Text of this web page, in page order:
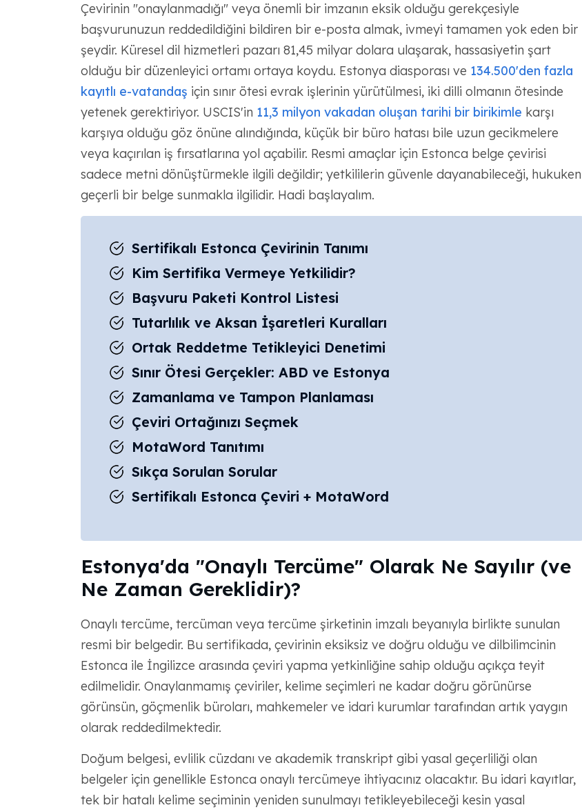
Çevirinin "onaylanmadığı" veya önemli bir imzanın eksik olduğu gerekçesiyle
başvurunuzun reddedildiğini bildiren bir e-posta almak, ivmeyi tamamen yok eden bir
şeydir. Küresel dil hizmetleri pazarı 81,45 milyar dolara ulaşarak, hassasiyetin şart
olduğu bir düzenleyici ortamı ortaya koydu. Estonya diasporası ve 134.500'den fazla
kayıtlı e-vatandaş için sınır ötesi evrak işlerinin yürütülmesi, iki dilli olmanın ötesinde
yetenek gerektiriyor. USCIS'in 11,3 milyon vakadan oluşan tarihi bir birikimle karşı
karşıya olduğu göz önüne alındığında, küçük bir büro hatası bile uzun gecikmelere
veya kaçırılan iş fırsatlarına yol açabilir. Resmi amaçlar için Estonca belge çevirisi
sadece metni dönüştürmekle ilgili değildir; yetkililerin güvenle dayanabileceği, hukuken
geçerli bir belge sunmakla ilgilidir. Hadi başlayalım.
Sertifikalı Estonca Çevirinin Tanımı
Kim Sertifika Vermeye Yetkilidir?
Başvuru Paketi Kontrol Listesi
Tutarlılık ve Aksan İşaretleri Kuralları
Ortak Reddetme Tetikleyici Denetimi
Sınır Ötesi Gerçekler: ABD ve Estonya
Zamanlama ve Tampon Planlaması
Çeviri Ortağınızı Seçmek
MotaWord Tanıtımı
Sıkça Sorulan Sorular
Sertifikalı Estonca Çeviri + MotaWord
Estonya'da "Onaylı Tercüme" Olarak Ne Sayılır (ve
Ne Zaman Gereklidir)?
Onaylı tercüme, tercüman veya tercüme şirketinin imzalı beyanıyla birlikte sunulan
resmi bir belgedir. Bu sertifikada, çevirinin eksiksiz ve doğru olduğu ve dilbilimcinin
Estonca ile İngilizce arasında çeviri yapma yetkinliğine sahip olduğu açıkça teyit
edilmelidir. Onaylanmamış çeviriler, kelime seçimleri ne kadar doğru görünürse
görünsün, göçmenlik büroları, mahkemeler ve idari kurumlar tarafından artık yaygın
olarak reddedilmektedir.
Doğum belgesi, evlilik cüzdanı ve akademik transkript gibi yasal geçerliliği olan
belgeler için genellikle Estonca onaylı tercümeye ihtiyacınız olacaktır. Bu idari kayıtlar,
tek bir hatalı kelime seçiminin yeniden sunulmayı tetikleyebileceği kesin yasal